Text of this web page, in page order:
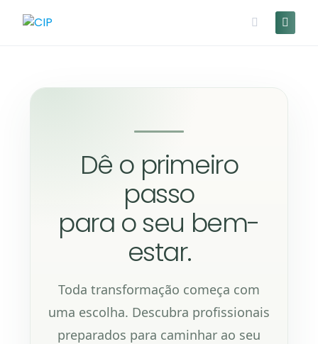
Dê o primeiro
passo
para o seu bem-
estar.
Toda transformação começa com
uma escolha. Descubra profissionais
preparados para caminhar ao seu